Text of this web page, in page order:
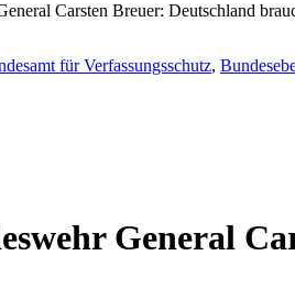
Carsten Breuer: Deutschland
für Verfassungsschutz,
General